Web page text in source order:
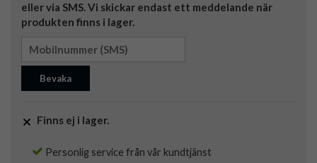
eller via SMS. Vi skickar endast ett meddelande när
produkten finns i lager.
Bevaka
Finns ej i lager.
Personlig service från vår kundtjänst